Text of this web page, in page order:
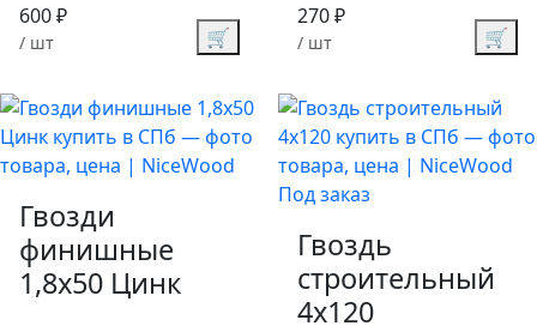
600 ₽
/ шт 🛒
270 ₽
/ шт 🛒
Гвозди
финишные
1,8х50 Цинк
Под заказ
Гвоздь
строительный
4х120